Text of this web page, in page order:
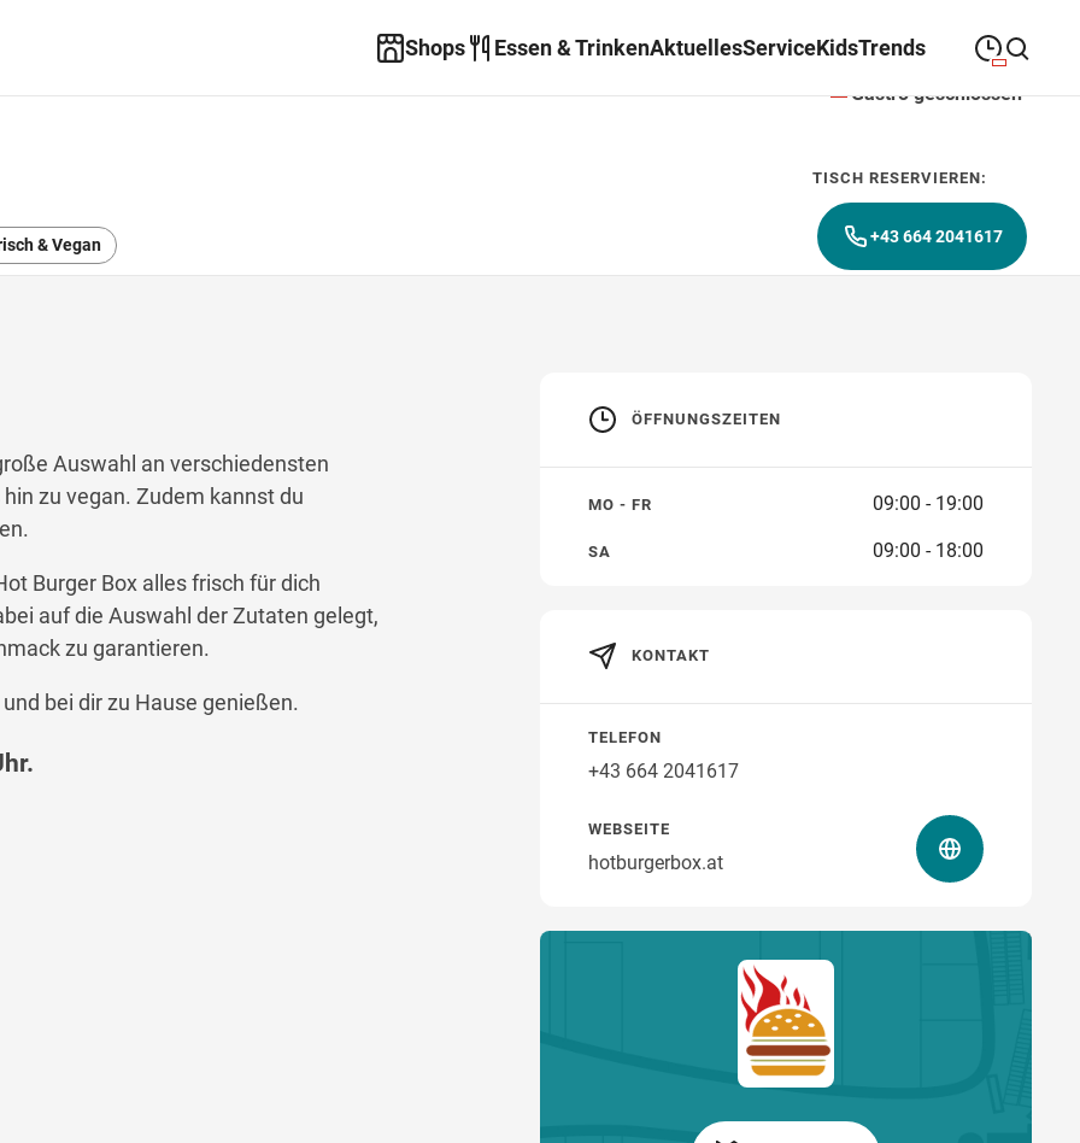
Shops Essen & TrinkenAktuellesServiceKidsTrends
Dienstag
DIENSTAG 09:00—19:00
Mittwoch
MITTWOCH 19:00
Samstag
Gastro geschlossen
& Vegan
TISCH RESERVIEREN:
+43 664 2041617
Auswahl an verschiedensten
zu vegan. Zudem kannst du
Burger Box alles frisch für dich
auf die Auswahl der Zutaten gelegt,
zu garantieren.
bei dir zu Hause genießen.
ÖFFNUNGSZEITEN
MO - FR 09:00 - 19:00
SA 09:00 - 18:00
KONTAKT
TELEFON
+43 664 2041617
WEBSEITE
hotburgerbox.at